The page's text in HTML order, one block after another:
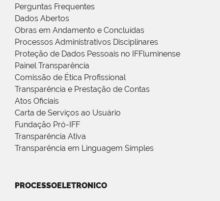
Perguntas Frequentes
Dados Abertos
Obras em Andamento e Concluídas
Processos Administrativos Disciplinares
Proteção de Dados Pessoais no IFFluminense
Painel Transparência
Comissão de Ética Profissional
Transparência e Prestação de Contas
Atos Oficiais
Carta de Serviços ao Usuário
Fundação Pró-IFF
Transparência Ativa
Transparência em Linguagem Simples
PROCESSOELETRONICO